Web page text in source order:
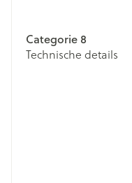
Categorie 8
Technische details